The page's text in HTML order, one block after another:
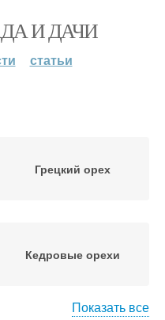
И ДАЧИ
статьи
Грецкий орех
Кедровые орехи
Показать все